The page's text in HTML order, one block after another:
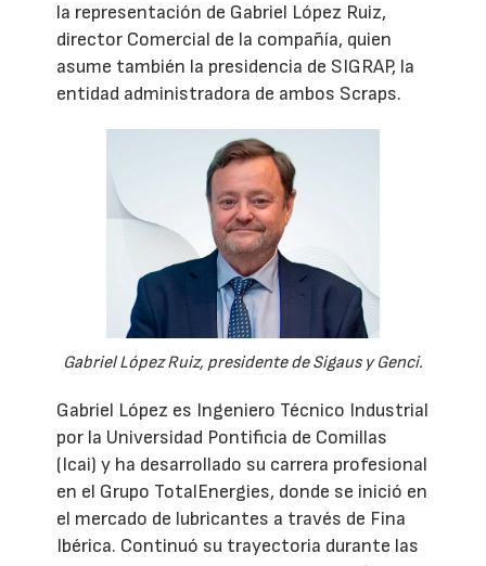
la representación de Gabriel López Ruiz,
director Comercial de la compañía, quien
asume también la presidencia de SIGRAP, la
entidad administradora de ambos Scraps.
Gabriel López Ruiz, presidente de Sigaus y Genci.
Gabriel López es Ingeniero Técnico Industrial
por la Universidad Pontificia de Comillas
(Icai) y ha desarrollado su carrera profesional
en el Grupo TotalEnergies, donde se inició en
el mercado de lubricantes a través de Fina
Ibérica. Continuó su trayectoria durante las